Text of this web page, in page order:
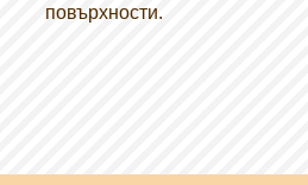
повърхности.